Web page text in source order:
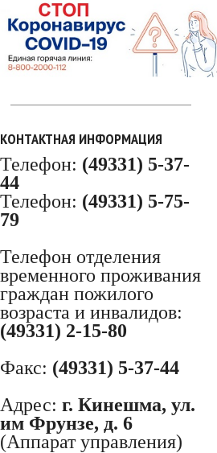
КОНТАКТНАЯ ИНФОРМАЦИЯ
Телефон: (49331) 5-37-
44
Телефон: (49331) 5-75-
79
Телефон отделения
временного проживания
граждан пожилого
возраста и инвалидов:
(49331) 2-15-80
Факс: (49331) 5-37-44
Адрес: г. Кинешма, ул.
им Фрунзе, д. 6
(Аппарат управления)